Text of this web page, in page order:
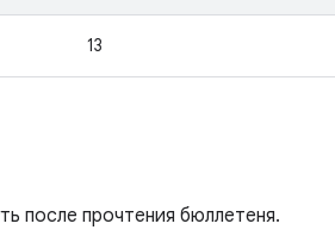
13
после прочтения бюллетеня.